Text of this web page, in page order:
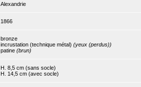
Alexandrie
1866
bronze
incrustation (technique métal) (yeux (perdus))
patine (brun)
H. 8,5 cm (sans socle)
H. 14,5 cm (avec socle)